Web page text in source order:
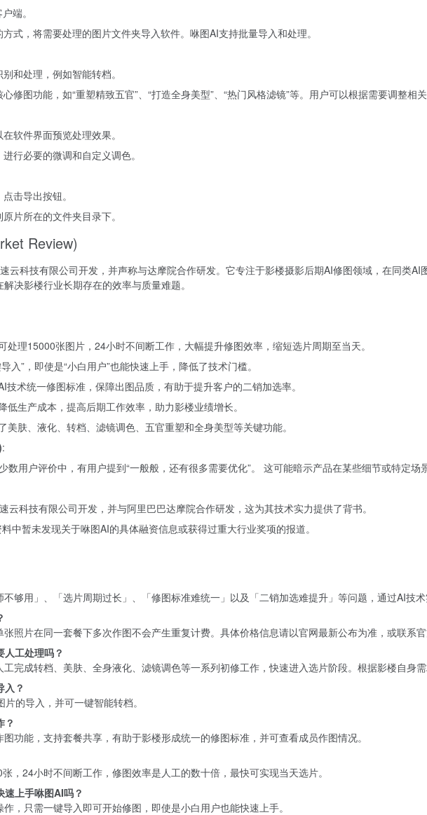
端。
式，将需要处理的图片文件夹导入软件。咻图AI支持批量导入和处理。
和处理，例如智能转档。
修图功能，如“重塑精致五官”、“打造全身美型”、“热门风格滤镜”等。用户可以根据需要调整相关
软件界面预览处理效果。
行必要的微调和自定义调色。
击导出按钮。
片所在的文件夹目录下。
Review)
云科技有限公司开发，并声称与达摩院合作研发。它专注于影楼摄影后期AI修图领域，在同类AI
决影楼行业长期存在的效率与质量难题。
处理15000张图片，24小时不间断工作，大幅提升修图效率，缩短选片周期至当天。
入”，即使是“小白用户”也能快速上手，降低了技术门槛。
技术统一修图标准，保障出图品质，有助于提升客户的二销加选率。
低生产成本，提高后期工作效率，助力影楼业绩增长。
美肤、液化、转档、滤镜调色、五官重塑和全身美型等关键功能。
:
数用户评价中，有用户提到“一般般，还有很多需要优化”。 这可能暗示产品在某些细节或特定场
云科技有限公司开发，并与阿里巴巴达摩院合作研发，这为其技术实力提供了背书。
中暂未发现关于咻图AI的具体融资信息或获得过重大行业奖项的报道。
够用」、「选片周期过长」、「修图标准难统一」以及「二销加选难提升」等问题，通过AI技术
照片在同一套餐下多次作图不会产生重复计费。具体价格信息请以官网最新公布为准，或联系官
工处理吗？
完成转档、美肤、全身液化、滤镜调色等一系列初修工作，快速进入选片阶段。根据影楼自身
入？
的导入，并可一键智能转档。
？
功能，支持套餐共享，有助于影楼形成统一的修图标准，并可查看成员作图情况。
，24小时不间断工作，修图效率是人工的数十倍，最快可实现当天选片。
上手咻图AI吗？
，只需一键导入即可开始修图，即使是小白用户也能快速上手。